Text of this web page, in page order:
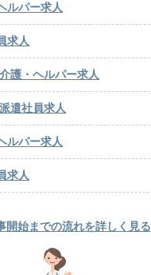
ルパー求人
求人
護・ヘルパー求人
遣社員求人
ルパー求人
求人
開始までの流れを詳しく見る